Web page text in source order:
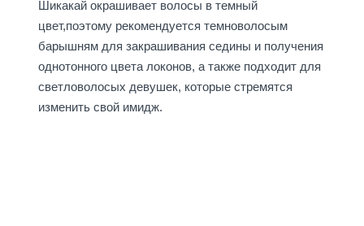
Шикакай окрашивает волосы в темный
цвет,поэтому рекомендуется темноволосым
барышням для закрашивания седины и получения
однотонного цвета локонов, а также подходит для
светловолосых девушек, которые стремятся
изменить свой имидж.